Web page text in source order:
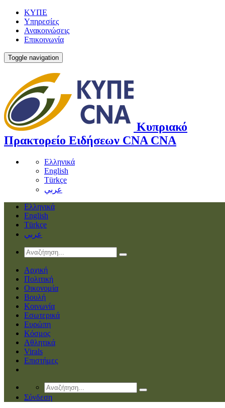
ΚΥΠΕ
Υπηρεσίες
Ανακοινώσεις
Επικοινωνία
Toggle navigation
Κυπριακό
Πρακτορείο Ειδήσεων CNA CNA
Ελληνικά
English
Türkçe
عربي
Ελληνικά
English
Türkçe
عربي
Αρχική
Πολιτική
Οικονομία
Βουλή
Κοινωνία
Εσωτερικά
Ευρώπη
Κόσμος
Αθλητικά
Virals
Επιστήμες
Σύνδεση